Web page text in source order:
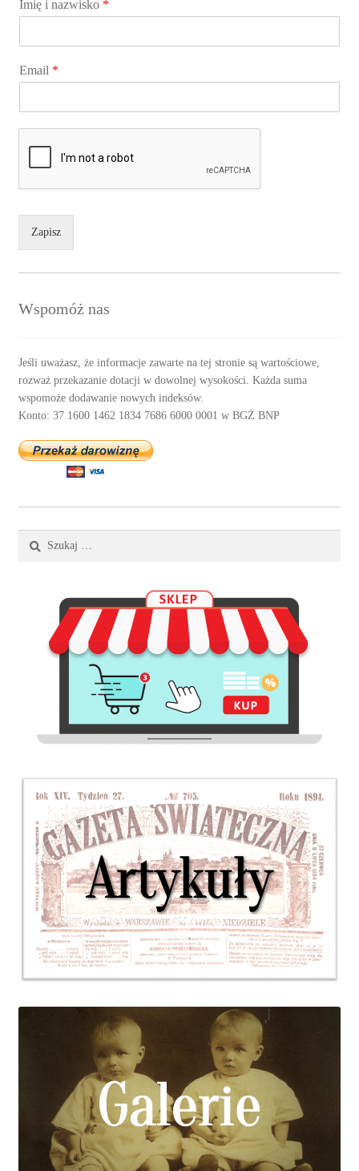
Imię i nazwisko *
Email *
Zapisz
Wspomóż nas
Jeśli uważasz, że informacje zawarte na tej stronie są wartościowe,
rozważ przekazanie dotacji w dowolnej wysokości. Każda suma
wspomoże dodawanie nowych indeksów.
Konto: 37 1600 1462 1834 7686 6000 0001 w BGŻ BNP